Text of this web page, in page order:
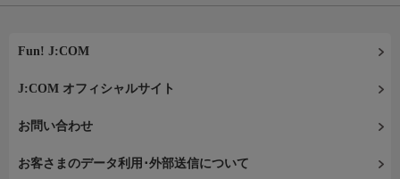
Fun! J:COM
J:COM オフィシャルサイト
お問い合わせ
お客さまのデータ利用･外部送信について